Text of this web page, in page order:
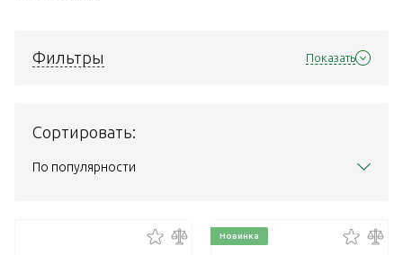
Фильтры Показать
Сортировать:
По популярности
Новинка